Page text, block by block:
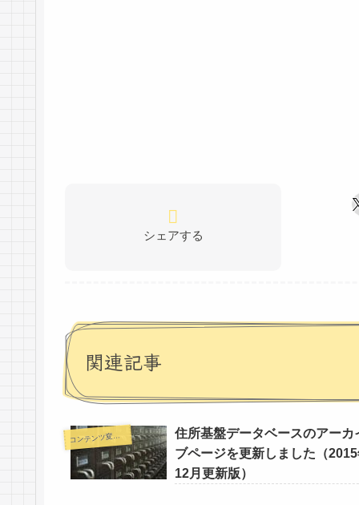
シェアする
関連記事
コ
ンテンツ変更情報
住所基盤データベースのアーカ
ブページを更新しました（
12月更新版）